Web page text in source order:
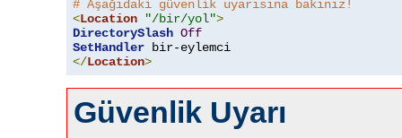
# Aşağıdaki güvenlik uyarısına bakınız!
<Location "/bir/yol">
DirectorySlash Off
SetHandler bir-eylemci
</Location>
Güvenlik Uyarı